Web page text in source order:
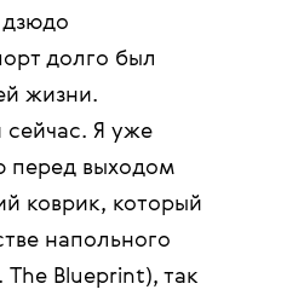
долго был
жизни.
Я уже
перед выходом
коврик, который
напольного
Blueprint), так